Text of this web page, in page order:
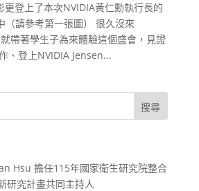
登上了本次NVIDIA黃仁勳執行長的
（請參考第一張圖） 很久沒來
帶著學生子為來體驗這個盛會，見證
、登上NVIDIA Jensen...
Hsu 擔任115年國家衛生研究院整合
研究計畫共同主持人